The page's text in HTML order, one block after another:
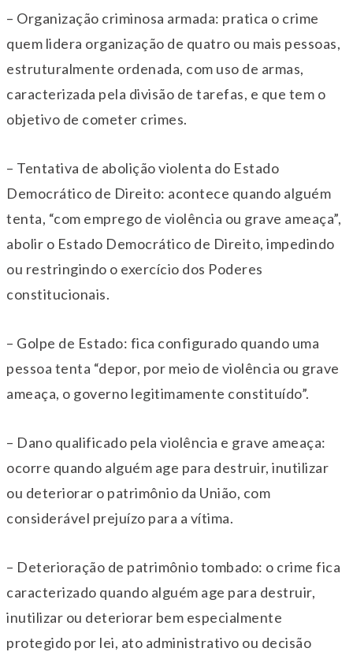
– Organização criminosa armada: pratica o crime
quem lidera organização de quatro ou mais pessoas,
estruturalmente ordenada, com uso de armas,
caracterizada pela divisão de tarefas, e que tem o
objetivo de cometer crimes.
– Tentativa de abolição violenta do Estado
Democrático de Direito: acontece quando alguém
tenta, “com emprego de violência ou grave ameaça”,
abolir o Estado Democrático de Direito, impedindo
ou restringindo o exercício dos Poderes
constitucionais.
– Golpe de Estado: fica configurado quando uma
pessoa tenta “depor, por meio de violência ou grave
ameaça, o governo legitimamente constituído”.
– Dano qualificado pela violência e grave ameaça:
ocorre quando alguém age para destruir, inutilizar
ou deteriorar o patrimônio da União, com
considerável prejuízo para a vítima.
– Deterioração de patrimônio tombado: o crime fica
caracterizado quando alguém age para destruir,
inutilizar ou deteriorar bem especialmente
protegido por lei, ato administrativo ou decisão